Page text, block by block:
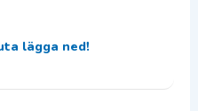
lägga ned!